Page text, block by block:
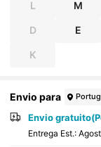
L M
D E
K
Envio para
Envio
Entrega Est.: